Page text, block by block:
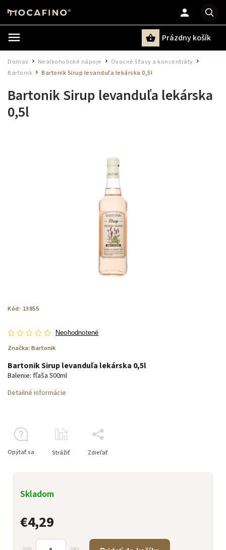
Prázdny košík
Domov Nealkoholické nápoje Ovocné šťavy a koncentráty
Bartonik / Bartonik Sirup levanduľa lekárska 0,5l
Bartonik Sirup levanduľa lekárska
0,5l
Kód: 13855
Neohodnotené
Značka: Bartonik
€4,29
Skladom
Bartonik Sirup levanduľa lekárska 0,5l
Balenie: fľaša 500ml
Detailné informácie
Opýtať sa Strážiť Zdieľať